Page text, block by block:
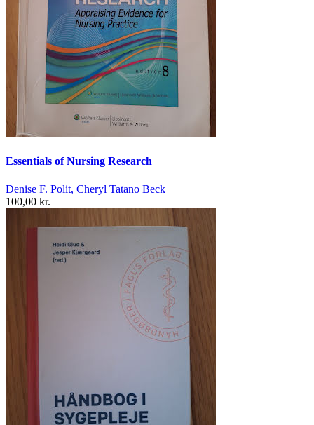
Essentials of Nursing Research
Denise F. Polit, Cheryl Tatano Beck
100,00 kr.